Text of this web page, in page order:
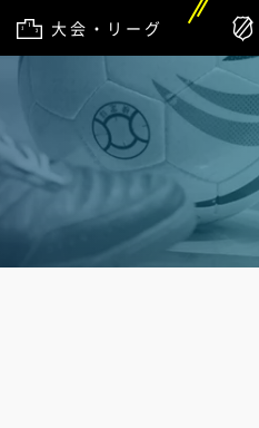
大会・リーグ